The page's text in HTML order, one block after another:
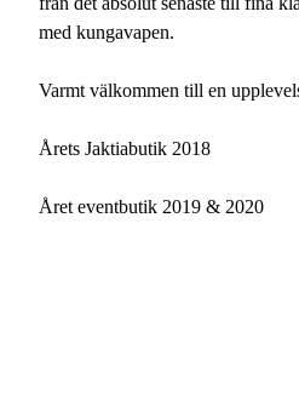
med kungavapen.
Varmt välkommen till en
Årets Jaktiabutik 2018
Året eventbutik 2019 & 2020